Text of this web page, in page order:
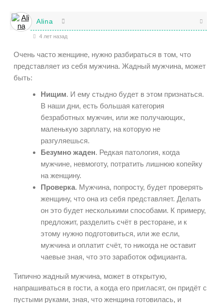
Alina
4 лет назад
Очень часто женщине, нужно разбираться в том, что
представляет из себя мужчина. Жадный мужчина, может
быть:
Нищим. И ему стыдно будет в этом признаться.
В наши дни, есть большая категория
безработных мужчин, или же получающих,
маленькую зарплату, на которую не
разгуляешься.
Безумно жаден. Редкая патология, когда
мужчине, невмоготу, потратить лишнюю копейку
на женщину.
Проверка. Мужчина, попросту, будет проверять
женщину, что она из себя представляет. Делать
он это будет несколькими способами. К примеру,
предложит, разделить счёт в ресторане, и к
этому нужно подготовиться, или же если,
мужчина и оплатит счёт, то никогда не оставит
чаевые зная, что это заработок официанта.
Типично жадный мужчина, может в открытую,
напрашиваться в гости, а когда его пригласят, он придёт с
пустыми руками, зная, что женщина готовилась, и